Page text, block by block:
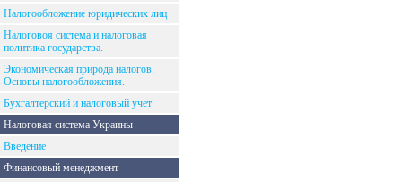
Налогообложение юридических лиц
Налоговоя система и налоговая
политика государства.
Экономическая природа налогов.
Основы налогообложения.
Бухгалтерский и налоговый учёт
Налоговая система Украины
Введение
Финансовый менеджмент